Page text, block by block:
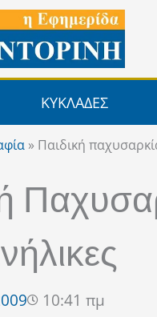
ΚΥΚΛΑΔΕΣ
» Παιδική
10:41 πμ